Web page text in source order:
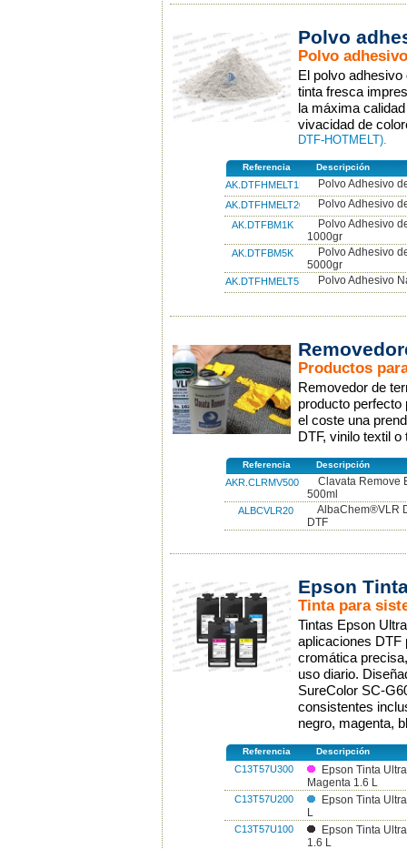
Polvo
Polvo
El polvo
tinta fresca
la máxima
vivacidad de
DTF-HOTMELT).
Referencia Descripción
AK.DTFHMELT1K Polvo Adhesivo
AK.DTFHMELT20K Polvo Adhesivo
AK.DTFBM1K
Polvo Adhesivo
1000gr
AK.DTFBM5K
Polvo Adhesivo
5000gr
AK.DTFHMELT5K Polvo Adhesivo
Productos
Removedor de
producto
el coste una
DTF, vinilo textil
Referencia Descripción
AKR.CLRMV500
Clavata Remove
500ml
ALBCVLR20
AlbaChem®VLR
DTF
Epson
Tinta para
Tintas Epson
aplicaciones DTF
cromática
uso diario.
SureColor SC-
consistentes
negro, magenta,
Referencia Descripción
C13T57U300
Epson Tinta
Magenta 1.6 L
C13T57U200
Epson Tinta
L
C13T57U100
Epson Tinta
1.6 L